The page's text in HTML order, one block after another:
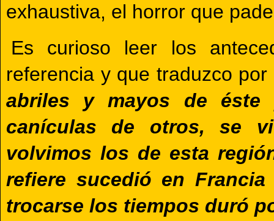
exhaustiva, el horror que
Es curioso leer los
referencia y que traduzco
abriles y mayos de éste
canículas de otros, se
volvimos los de esta
refiere sucedió en
trocarse los tiempos duró